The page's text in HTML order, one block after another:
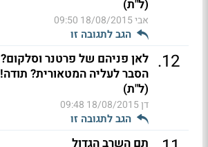
(ל"ת)
אבי18/08/2015 09:50
הגב לתגובה זו
12
. לאן פניהם של פרטנר וסלקום?
הסבר לעליה המטאורית? תודה!
(ל"ת)
דן18/08/2015 09:48
הגב לתגובה זו
תם השרב הגדול